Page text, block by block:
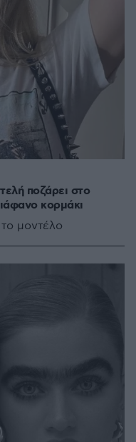
ποζάρει στο
κορμάκι
μοντέλο